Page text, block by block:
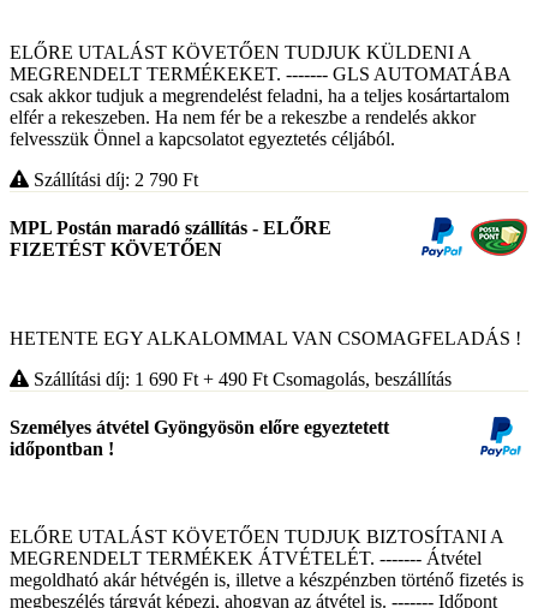
ELŐRE UTALÁST KÖVETŐEN TUDJUK KÜLDENI A
MEGRENDELT TERMÉKEKET. ------- GLS AUTOMATÁBA
csak akkor tudjuk a megrendelést feladni, ha a teljes kosártartalom
elfér a rekeszeben. Ha nem fér be a rekeszbe a rendelés akkor
felvesszük Önnel a kapcsolatot egyeztetés céljából.
Szállítási díj: 2 790 Ft
MPL Postán maradó szállítás - ELŐRE
FIZETÉST KÖVETŐEN
HETENTE EGY ALKALOMMAL VAN CSOMAGFELADÁS !
Szállítási díj: 1 690 Ft + 490 Ft Csomagolás, beszállítás
Személyes átvétel Gyöngyösön előre egyeztetett
időpontban !
ELŐRE UTALÁST KÖVETŐEN TUDJUK BIZTOSÍTANI A
MEGRENDELT TERMÉKEK ÁTVÉTELÉT. ------- Átvétel
megoldható akár hétvégén is, illetve a készpénzben történő fizetés is
megbeszélés tárgyát képezi, ahogyan az átvétel is. ------- Időpont